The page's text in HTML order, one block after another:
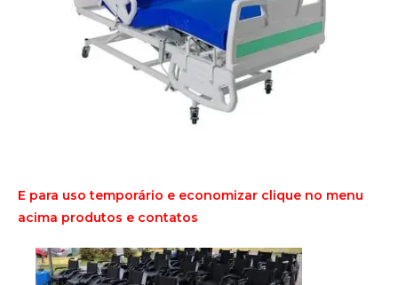
E para uso temporário e economizar clique no menu
acima produtos e contatos